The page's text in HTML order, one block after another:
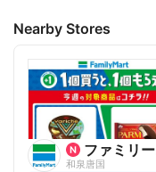
Nearby Stores
ファミリーマート
和泉唐国